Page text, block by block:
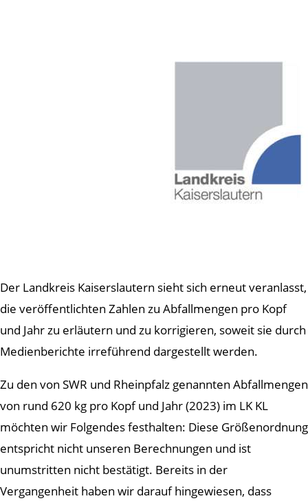
Der Landkreis Kaiserslautern sieht sich erneut veranlasst,
die veröffentlichten Zahlen zu Abfallmengen pro Kopf
und Jahr zu erläutern und zu korrigieren, soweit sie durch
Medienberichte irreführend dargestellt werden.
Zu den von SWR und Rheinpfalz genannten Abfallmengen
von rund 620 kg pro Kopf und Jahr (2023) im LK KL
möchten wir Folgendes festhalten: Diese Größenordnung
entspricht nicht unseren Berechnungen und ist
unumstritten nicht bestätigt. Bereits in der
Vergangenheit haben wir darauf hingewiesen, dass